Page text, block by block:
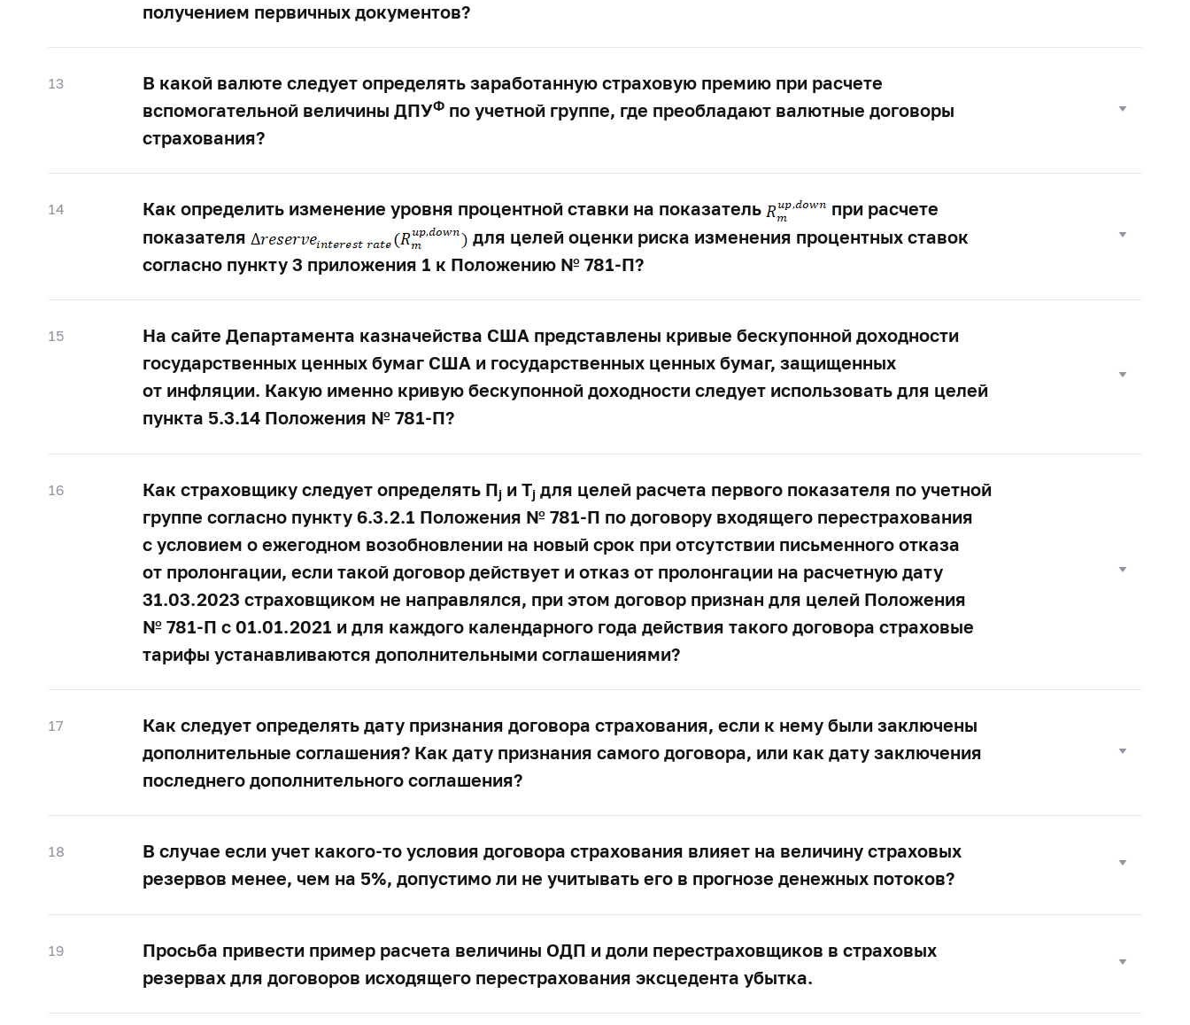
получением первичных документов?
13
В какой валюте следует определять заработанную страховую премию при расчете
вспомогательной величины ДПУФ по учетной группе, где преобладают валютные договоры
страхования?
14 Как определить изменение уровня процентной ставки на показатель
при расчете
показателя
для целей оценки риска изменения процентных ставок
согласно пункту 3 приложения 1 к Положению №781-П?
15
На сайте Департамента казначейства США представлены кривые бескупонной доходности
государственных ценных бумаг США и государственных ценных бумаг, защищенных
от инфляции. Какую именно кривую бескупонной доходности следует использовать для целей
пункта 5.3.14 Положения №781-П?
16 Как страховщику следует определять Пj и Tj для целей расчета первого показателя по учетной
группе согласно пункту 6.3.2.1 Положения №781-П по договору входящего перестрахования
с условием о ежегодном возобновлении на новый срок при отсутствии письменного отказа
от пролонгации, если такой договор действует и отказ от пролонгации на расчетную дату
31.03.2023 страховщиком не направлялся, при этом договор признан для целей Положения
№781-П с 01.01.2021 и для каждого календарного года действия такого договора страховые
тарифы устанавливаются дополнительными соглашениями?
17
Как следует определять дату признания договора страхования, если к нему были заключены
дополнительные соглашения? Как дату признания самого договора, или как дату заключения
последнего дополнительного соглашения?
18
В случае если учет какого-то условия договора страхования влияет на величину страховых
резервов менее, чем на 5%, допустимо ли не учитывать его в прогнозе денежных потоков?
19
Просьба привести пример расчета величины ОДП и доли перестраховщиков в страховых
резервах для договоров исходящего перестрахования эксцедента убытка.